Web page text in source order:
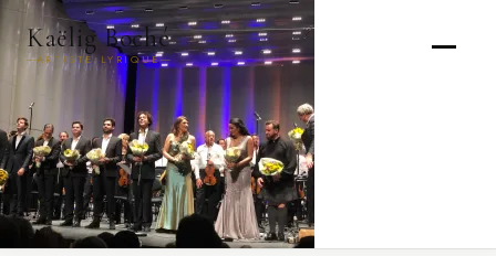
Kaëlig Boché
ARTISTE LYRIQUE